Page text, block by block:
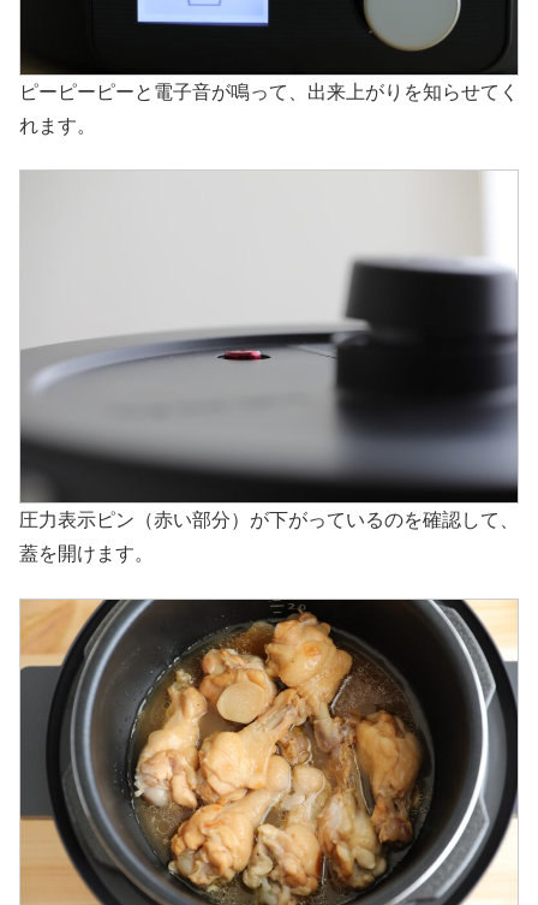
ピーピーピーと電子音が鳴って、出来上がりを知らせてく
れます。
圧力表示ピン（赤い部分）が下がっているのを確認して、
蓋を開けます。